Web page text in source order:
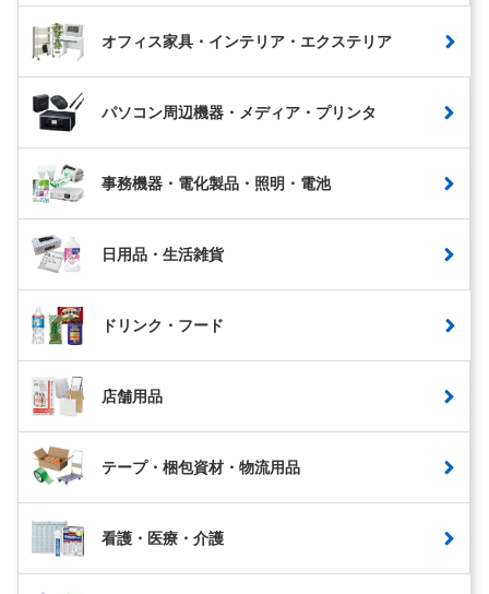
オフィス家具・インテリア・エクステリア
パソコン周辺機器・メディア・プリンタ
事務機器・電化製品・照明・電池
日用品・生活雑貨
ドリンク・フード
店舗用品
テープ・梱包資材・物流用品
看護・医療・介護